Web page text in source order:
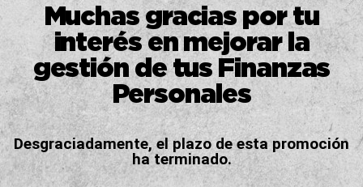
Muchas gracias por tu
interés en mejorar la
gestión de tus Finanzas
Personales
Desgraciadamente, el plazo de esta promoción
ha terminado.